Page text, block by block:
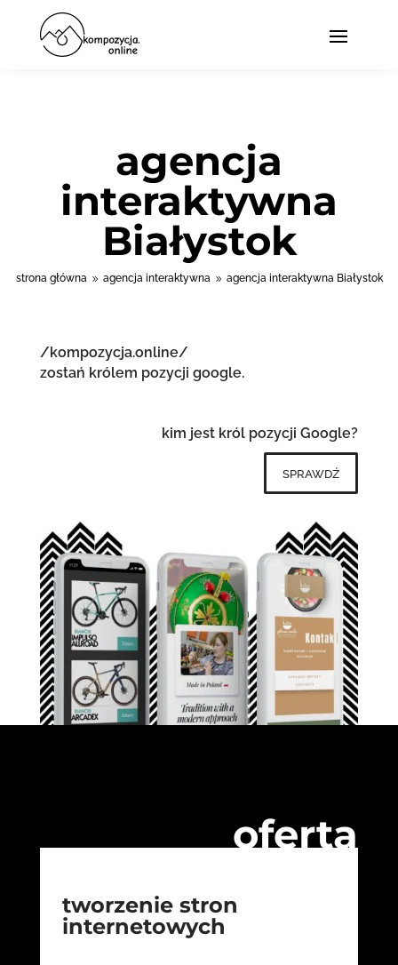
agencja
interaktywna
Białystok
strona główna 9 agencja interaktywna 9 agencja interaktywna Białystok
/kompozycja.online/
zostań królem pozycji google.
kim jest król pozycji Google?
sprawdź
oferta
tworzenie stron
internetowych